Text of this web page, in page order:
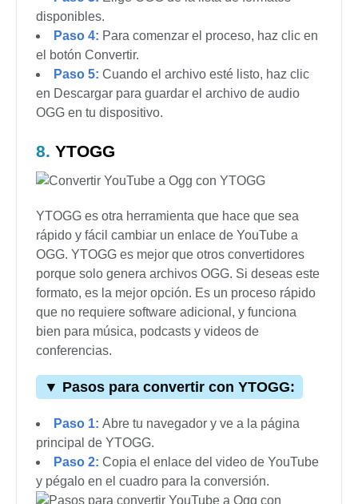
cualquier dispositivo, incluidos Windows, Mac y
móviles.
▼ Pasos para convertir con Aquapp
Studio:
YouTube a OGG en tu navegador web.
que deseas convertir y pégalo en el cuadro.
disponibles.
Paso 4:Para comenzar el proceso, haz clic en
el botón Convertir.
Paso 5: Cuando el archivo esté listo, haz clic
en Descargar para guardar el archivo de audio
OGG en tu dispositivo.
8.YTOGG